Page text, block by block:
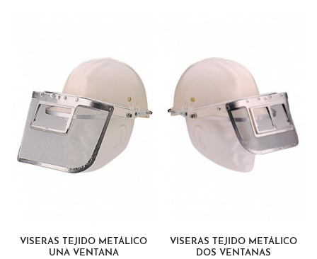
VISERAS TEJIDO METÁLICO
UNA VENTANA
VISERAS TEJIDO METÁLICO
DOS VENTANAS